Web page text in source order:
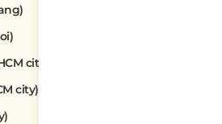
city)
city)